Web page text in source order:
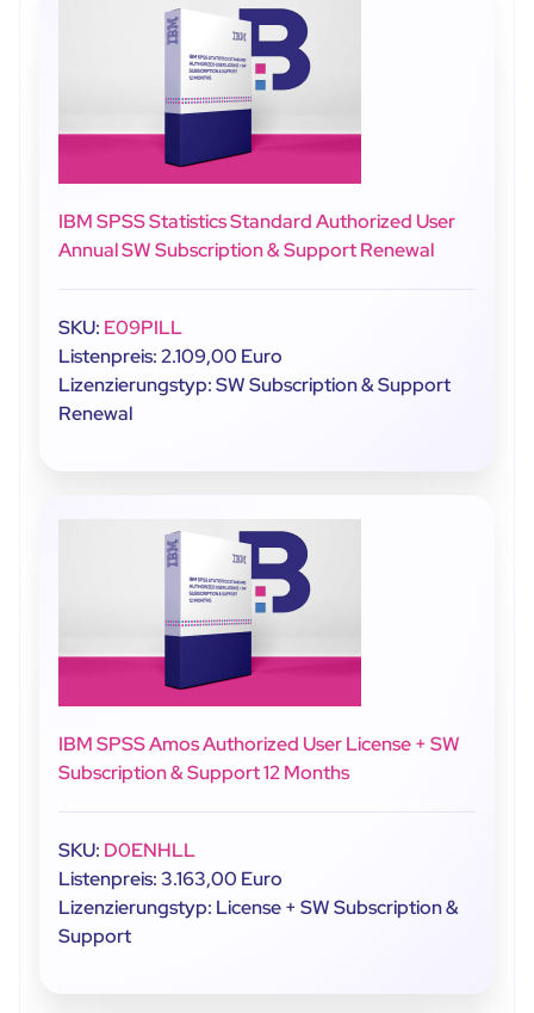
IBM SPSS Statistics Standard Authorized User
Annual SW Subscription & Support Renewal
SKU: E09PILL
Listenpreis: 2.109,00 Euro
Lizenzierungstyp: SW Subscription & Support
Renewal
IBM SPSS Amos Authorized User License + SW
Subscription & Support 12 Months
SKU: D0ENHLL
Listenpreis: 3.163,00 Euro
Lizenzierungstyp: License + SW Subscription &
Support